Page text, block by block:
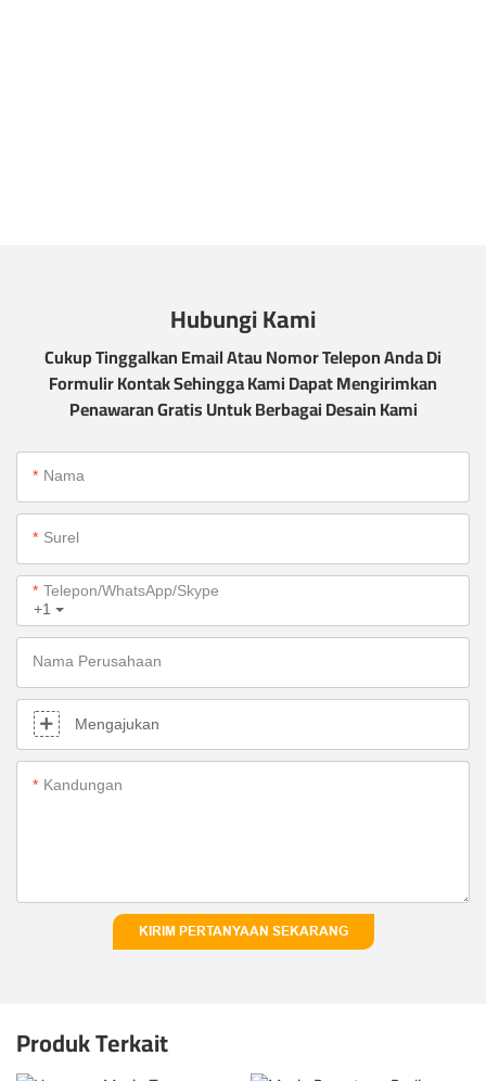
Hubungi Kami
Cukup Tinggalkan Email Atau Nomor Telepon Anda Di
Formulir Kontak Sehingga Kami Dapat Mengirimkan
Penawaran Gratis Untuk Berbagai Desain Kami
Nama
Surel
+1
Telepon/WhatsApp/Skype
Nama Perusahaan
Mengajukan
Kandungan
KIRIM PERTANYAAN SEKARANG
Produk Terkait